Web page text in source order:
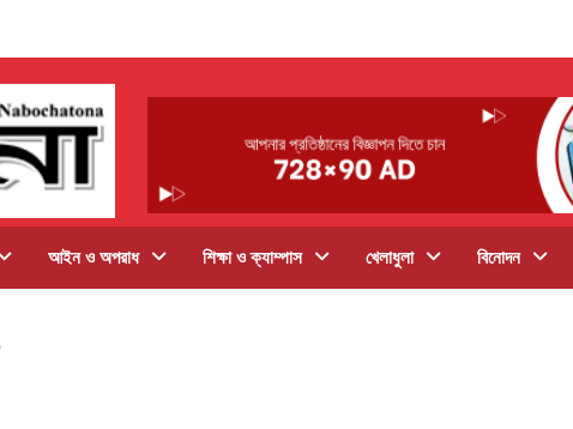
আইন ও অপরাধ শিক্ষা ও ক্যাম্পাস খেলাধুলা বিনোদন